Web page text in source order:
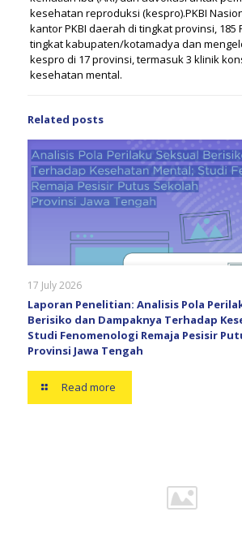
kesehatan reproduksi (kespro).PKBI
kantor PKBI daerah di tingkat provinsi, 185
tingkat kabupaten/kotamadya dan
kespro di 17 provinsi, termasuk 3 klinik
kesehatan mental.
Related posts
17 July 2026
Laporan Penelitian: Analisis Pola
Berisiko dan Dampaknya Terhadap
Studi Fenomenologi Remaja Pesisir
Provinsi Jawa Tengah
Read more